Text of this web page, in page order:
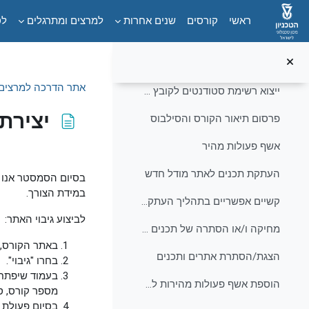
דילוג לתוכן הראשי
ראשי
קורסים שנים אחרות למרצים ומתרגלים
ייצוא רשימת סטודנטים לקובץ אקסל
פרסום תיאור הקורס והסילבוס
אשף פעולות מהיר
העתקת תכנים לאתר מודל חדש
קשיים אפשריים בתהליך העתקת תכנים
מחיקה ו/או הסתרה של תכנים לאחר העתקה
הצגת/הסתרת אתרים ותכנים
הוספת אשף פעולות מהירות למרצים ומתרגלים
אתר הדרכה
בסיום הסמסטר אנו
במידת הצורך.
לביצוע גיבוי האתר:
באתר הקורס,
בחרו "גיבוי".
בעמוד
מספר קורס,
בסיום